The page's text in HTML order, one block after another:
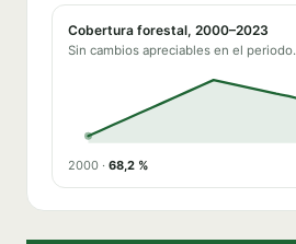
Cobertura forestal, 2000–2023
Sin cambios apreciables en el periodo.
2000 · 68,2 %